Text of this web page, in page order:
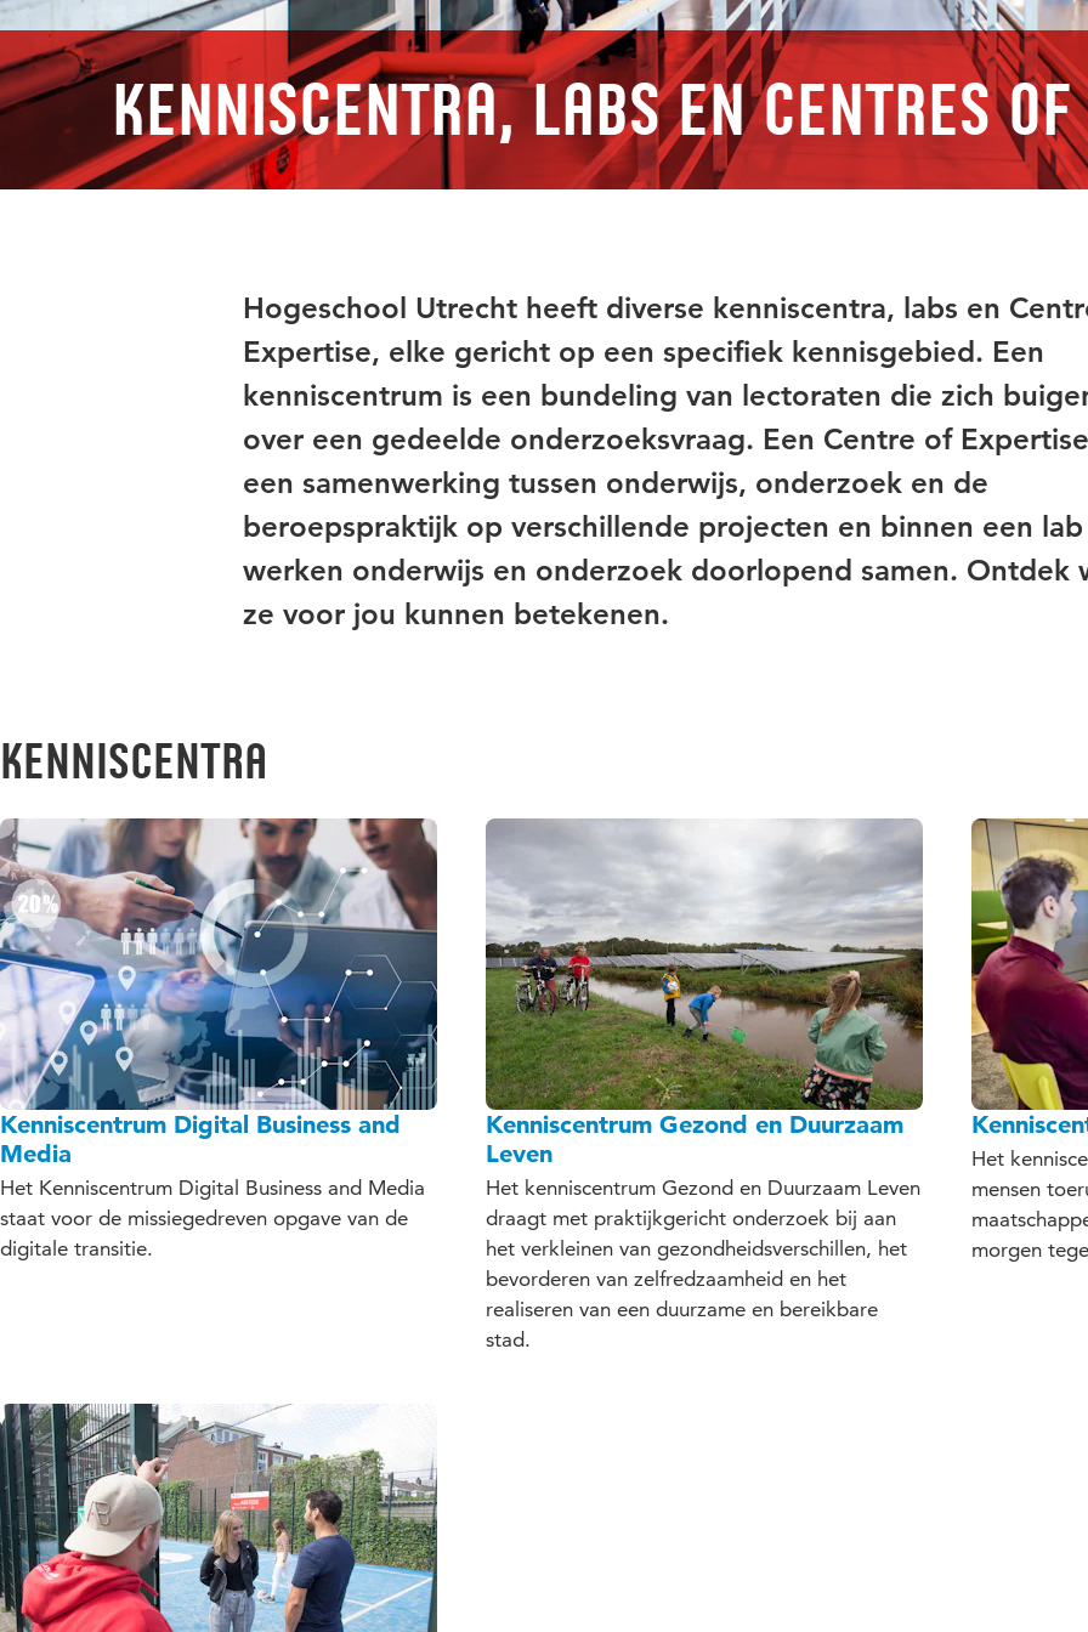
Kenniscentra, Labs en Centres
Hogeschool Utrecht heeft diverse kenniscentra, labs en
Expertise, elke gericht op een specifiek kennisgebied. Een
kenniscentrum is een bundeling van lectoraten die zich
over een gedeelde onderzoeksvraag. Een Centre of
een samenwerking tussen onderwijs, onderzoek en de
beroepspraktijk op verschillende projecten en binnen een lab
werken onderwijs en onderzoek doorlopend samen. Ontdek
ze voor jou kunnen betekenen.
Kenniscentra
Kenniscentrum Digital Business and
Media
Het Kenniscentrum Digital Business and Media
staat voor de missiegedreven opgave van de
digitale transitie.
Kenniscentrum Gezond en Duurzaam
Leven
Het kenniscentrum Gezond en Duurzaam Leven
draagt met praktijkgericht onderzoek bij aan
het verkleinen van gezondheidsverschillen, het
bevorderen van zelfredzaamheid en het
realiseren van een duurzame en bereikbare
stad.
Het
mensen
morgen